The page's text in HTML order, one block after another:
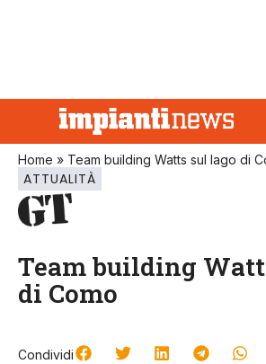
Home » Team building Watts sul lago di
ATTUALITÀ
Team building
di Como
Condividi